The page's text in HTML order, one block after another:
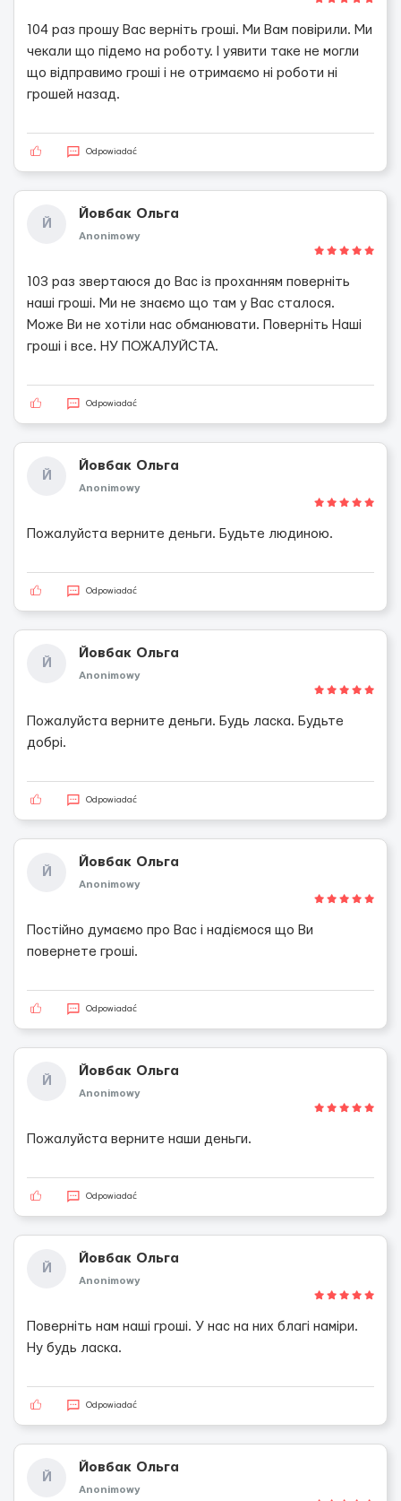
104 раз прошу Вас верніть гроші. Ми Вам повірили. Ми
чекали що підемо на роботу. І уявити таке не могли
що відправимо гроші і не отримаємо ні роботи ні
грошей назад.
Odpowiadać
Й
Йовбак Ольга
Anonimowy
103 раз звертаюся до Вас із проханням поверніть
наші гроші. Ми не знаємо що там у Вас сталося.
Може Ви не хотіли нас обманювати. Поверніть Наші
гроші і все. НУ ПОЖАЛУЙСТА.
Odpowiadać
Й
Йовбак Ольга
Anonimowy
Пожалуйста верните деньги. Будьте людиною.
Odpowiadać
Й
Йовбак Ольга
Anonimowy
Пожалуйста верните деньги. Будь ласка. Будьте
добрі.
Odpowiadać
Й
Йовбак Ольга
Anonimowy
Постійно думаємо про Вас і надіємося що Ви
повернете гроші.
Odpowiadać
Й
Йовбак Ольга
Anonimowy
Пожалуйста верните наши деньги.
Odpowiadać
Й
Йовбак Ольга
Anonimowy
Поверніть нам наші гроші. У нас на них благі наміри.
Ну будь ласка.
Odpowiadać
Й
Йовбак Ольга
Anonimowy